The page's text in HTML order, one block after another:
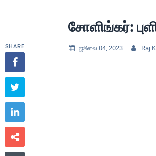
சோளிங்கர்:
 ஜூலை 04, 2023  Raj
SHARE



